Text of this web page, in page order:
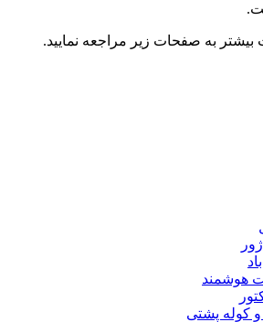
به صفحات زیر مراجعه نمایید.
هوشمند
کوله پشتی